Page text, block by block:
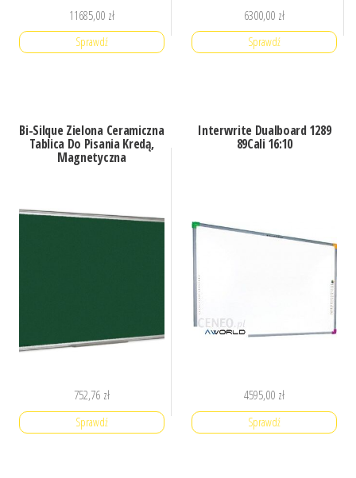
11685,00 zł
Sprawdź
6300,00 zł
Sprawdź
Bi-Silque Zielona Ceramiczna
Tablica Do Pisania Kredą,
Magnetyczna
752,76 zł
Sprawdź
Interwrite Dualboard 1289
89Cali 16:10
4595,00 zł
Sprawdź